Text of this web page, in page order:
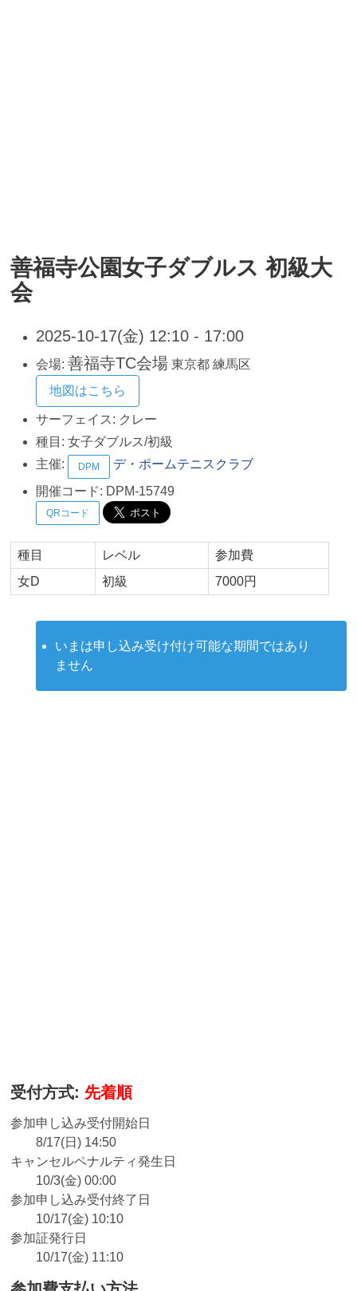
善福寺公園女子ダブルス 初級大
会
2025-10-17(金) 12:10 - 17:00
会場: 善福寺TC会場 東京都 練馬区
地図はこちら
サーフェイス: クレー
種目: 女子ダブルス/初級
主催:
DPM
デ・ポームテニスクラブ
開催コード: DPM-15749
QRコード
種目 レベル
参加費
女D
初級 7000円
いまは申し込み受け付け可能な期間ではあり
ません
受付方式: 先着順
参加申し込み受付開始日
8/17(日) 14:50
キャンセルペナルティ発生日
10/3(金) 00:00
参加申し込み受付終了日
10/17(金) 10:10
参加証発行日
10/17(金) 11:10